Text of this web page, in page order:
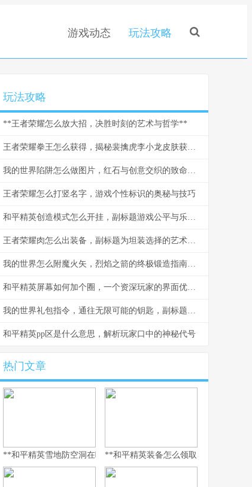
游戏动态 玩法攻略
玩法攻略
**王者荣耀怎么放大招，决胜时刻的艺术与哲学**
王者荣耀拳王怎么获得，揭秘裴擒虎李小龙皮肤获取之道
我的世界陷阱怎么做图片，红石与创意交织的致命艺术
王者荣耀怎么打竖名字，游戏个性标识的奥秘与技巧
和平精英创造模式怎么开挂，副标题游戏公平与乐趣的永恒思考
王者荣耀肉怎么出装备，副标题为坦装选择的艺术与博弈
我的世界怎么附魔火矢，烈焰之箭的终极锻造指南，副标题，弓弦上的火焰艺术
和平精英屏幕如何加个圈，一个资深玩家的界面优化思考
我的世界礼包指令，通往无限可能的钥匙，副标题，资深玩家的指令艺术与创造哲学
和平精英pp区是什么意思，解析玩家口中的神秘代号
热门文章
**和平精英雪地防空洞在哪里，副标题，冰封秘境与战术宝库探寻
**和平精英装备怎么领取，资深玩家